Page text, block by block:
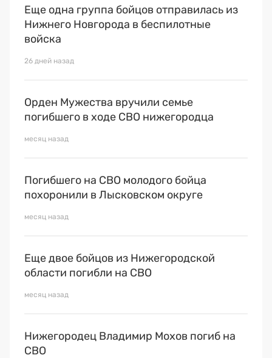
Еще одна группа бойцов отправилась из
Нижнего Новгорода в беспилотные
войска
26 дней назад
Орден Мужества вручили семье
погибшего в ходе СВО нижегородца
месяц назад
Погибшего на СВО молодого бойца
похоронили в Лысковском округе
месяц назад
Еще двое бойцов из Нижегородской
области погибли на СВО
месяц назад
Нижегородец Владимир Мохов погиб на
СВО